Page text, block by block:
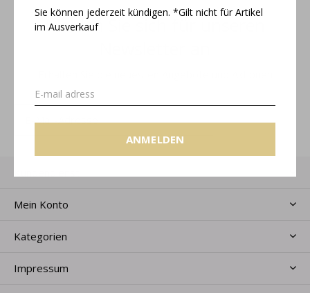
Sie können jederzeit kündigen. *Gilt nicht für Artikel
im Ausverkauf
ANMELDEN
Melden Sie sich für unseren
ANMELDEN
Mein Konto
Kategorien
Impressum